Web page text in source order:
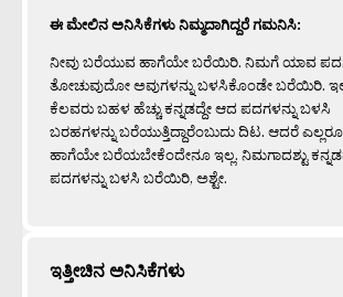
ಈ ಮೇಲಿನ ಅನಿಸಿಕೆಗಳು ನಿಮ್ಮದಾಗಿದ್ದರೆ ಗಮನಿಸಿ:
ನೀವು ಬರೆಯುವ ಹಾಗೆಯೇ ಬರೆಯಿರಿ. ನಿಮಗೆ ಯಾವ
ತೋಚುವುದೋ ಅವುಗಳನ್ನು ಬಳಸಿಕೊಂಡೇ ಬರೆಯಿರಿ.
ಕೆಲವರು ಬಹಳ ಹೆಚ್ಚು ಕನ್ನಡದ್ದೇ ಆದ ಪದಗಳನ್ನು ಬಳಸಿ
ಬರಹಗಳನ್ನು ಬರೆಯುತ್ತಿದ್ದಾರೆಂಬುದು ದಿಟ. ಆದರೆ ಎಲ್ಲರೂ
ಹಾಗೆಯೇ ಬರೆಯಬೇಕೆಂದೇನೂ ಇಲ್ಲ. ನಿಮಗಾದಶ್ಟು
ಪದಗಳನ್ನು ಬಳಸಿ ಬರೆಯಿರಿ, ಅಶ್ಟೇ.
ಇತ್ತೀಚಿನ ಅನಿಸಿಕೆಗಳು